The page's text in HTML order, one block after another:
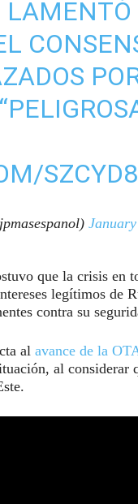
que la crisis en
legítimos de
contra su
al avance de la
al considerar